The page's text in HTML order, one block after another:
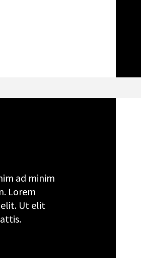
ad minim
Lorem
Ut elit